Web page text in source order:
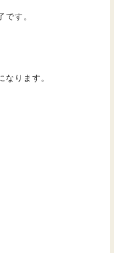
です。
なります。